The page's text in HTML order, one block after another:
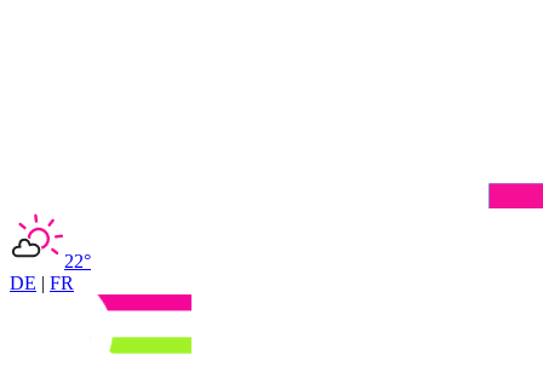
22°
DE | FR